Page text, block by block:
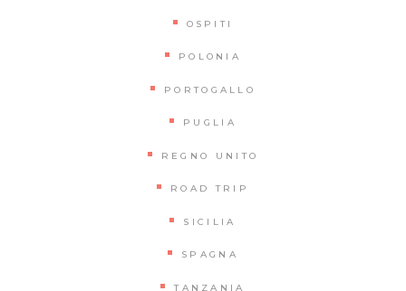
OSPITI
POLONIA
PORTOGALLO
PUGLIA
REGNO UNITO
ROAD TRIP
SICILIA
SPAGNA
TANZANIA